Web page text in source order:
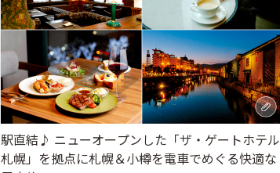
駅直結♪ ニューオープンした「ザ・ゲートホテル
札幌」を拠点に札幌＆小樽を電車でめぐる快適な